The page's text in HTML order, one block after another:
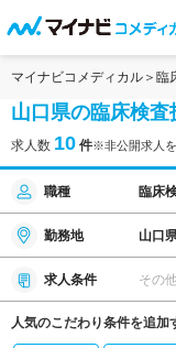
マイナビコメディカル 臨
山口県の臨床検査
求人数 10 件※非公開求人を
職種 臨床
勤務地 山口
求人条件 その
人気のこだわり条件を追加